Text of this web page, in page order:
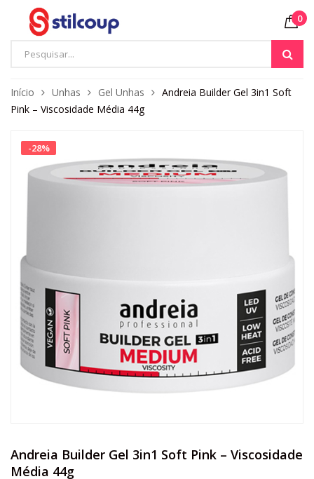
0
Início Unhas Gel Unhas
Andreia Builder Gel 3in1 Soft
Pink – Viscosidade Média 44g
-28%
Andreia Builder Gel 3in1 Soft Pink – Viscosidade
Média 44g